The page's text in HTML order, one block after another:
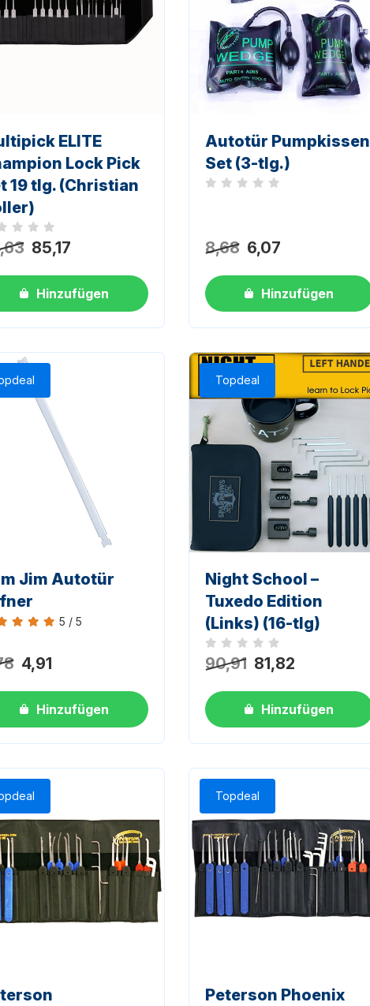
ELITE
Lock Pick
19 tlg. (Christian
keine Bewertungen
85,17
Hinzufügen
Autotür Pumpkissen
Set (3-tlg.)
Noch keine Bewertungen
8,68 6,07
Hinzufügen
Jim Autotür
5 von 5
5 / 5
4,91
Hinzufügen
Topdeal
Night School –
Tuxedo Edition
(Links) (16-tlg)
Noch keine Bewertungen
90,91 81,82
Hinzufügen
Topdeal
Peterson Phoenix